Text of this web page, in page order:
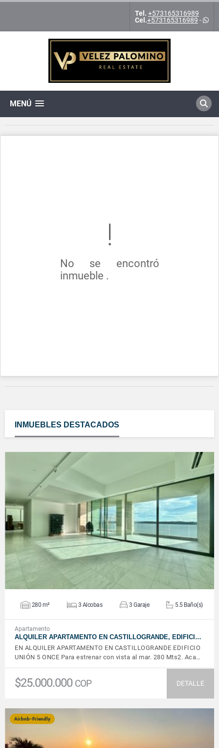
Tel. +573165316989
Cel.+573165316989 -
MENÚ
No se encontró
inmueble .
INMUEBLES DESTACADOS
VER DETALLES
280 m² 3 Alcobas 3 Garaje 5.5 Baño(s)
Apartamento
ALQUILER APARTAMENTO EN CASTILLOGRANDE, EDIFICI…
EN ALQUILER APARTAMENTO EN CASTILLOGRANDE EDIFICIO
UNIÓN 5 ONCE Para estrenar con vista al mar. 280 Mts2. Aca…
$25.000.000 COP DETALLE
Airbnb-Friendly